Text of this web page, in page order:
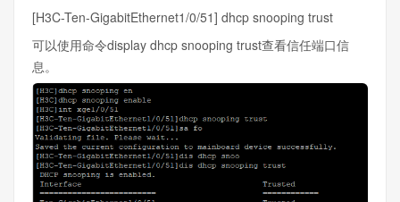
[H3C-Ten-GigabitEthernet1/0/51] dhcp snooping trust
可以使用命令display dhcp snooping trust查看信任端口信
息。